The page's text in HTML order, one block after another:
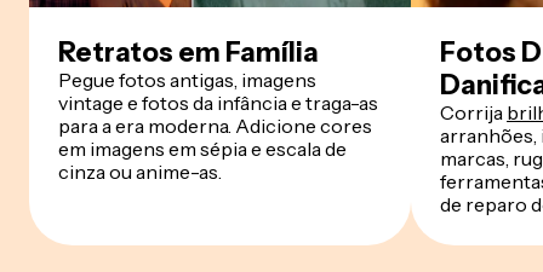
Retratos em Família
Pegue fotos antigas, imagens
vintage e fotos da infância e traga-as
para a era moderna. Adicione cores
em imagens em sépia e escala de
cinza ou anime-as.
Fotos
Corrija
arranhões,
marcas,
de reparo